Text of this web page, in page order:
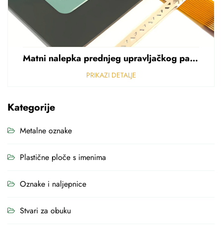
Matni nalepka prednjeg upravljačkog panela Perforirani nalepka od polikarbonata od PVC-a debljine 0,25 mm
PRIKAZI DETALJE
Kategorije
Metalne oznake
Plastične ploče s imenima
Oznake i naljepnice
Stvari za obuku